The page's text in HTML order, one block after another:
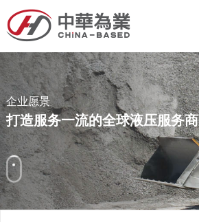
企业信息
企业愿景
企业文化
董事长致辞
荣誉证书
专利证书
产品中心
液压胶管
胶管总成
接头套筒
附件类产品
丹佛斯产品
解决方案
技术论坛
路面机械
建设机械
环保设备
交通运输
新闻资讯
公司新闻
行业动态
公司掠影
视频中心
节日祝福
人力资源
公司环境
岗位招聘
简历投递
联系我们
联系方式
企业愿景
打造服务一流的全球液压服务商